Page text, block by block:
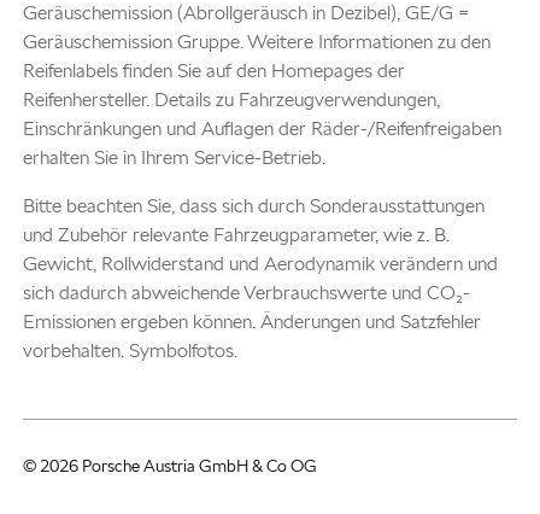
Geräuschemission (Abrollgeräusch in Dezibel), GE/G =
Geräuschemission Gruppe. Weitere Informationen zu den
Reifenlabels finden Sie auf den Homepages der
Reifenhersteller. Details zu Fahrzeugverwendungen,
Einschränkungen und Auflagen der Räder-/Reifenfreigaben
erhalten Sie in Ihrem Service-Betrieb.
Bitte beachten Sie, dass sich durch Sonderausstattungen
und Zubehör relevante Fahrzeugparameter, wie z. B.
Gewicht, Rollwiderstand und Aerodynamik verändern und
sich dadurch abweichende Verbrauchswerte und CO₂-
Emissionen ergeben können. Änderungen und Satzfehler
vorbehalten. Symbolfotos.
© 2026 Porsche Austria GmbH & Co OG